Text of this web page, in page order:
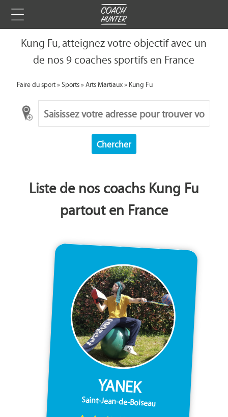
Kung Fu, atteignez votre objectif avec un
de nos 9 coaches sportifs en France
Faire du sport»Sports»Arts Martiaux»Kung Fu
Chercher
Liste de nos coachs Kung Fu
partout en France
YANEK
Saint-Jean-de-Boiseau